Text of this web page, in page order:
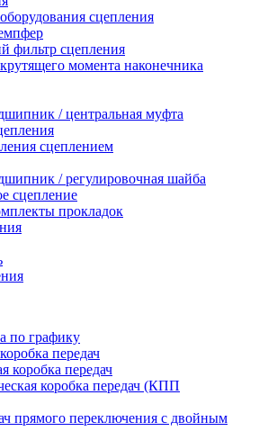
сцепления
фильтр сцепления
момента наконечника
/ центральная муфта
сцеплением
/ регулировочная шайба
сцепление
прокладок
по графику
передач
коробка передач
коробка передач (КПП
прямого переключения с двойным